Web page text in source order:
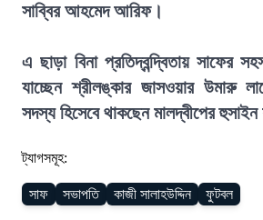
সাব্বির আহমেদ আরিফ।
এ ছাড়া বিনা প্রতিদ্বন্দ্বিতায় সাফের
যাচ্ছেন শ্রীলঙ্কার জাসওয়ার উমারু
সদস্য হিসেবে থাকছেন মালদ্বীপের
ট্যাগসমূহ:
সাফ সভাপতি কাজী সালাহউদ্দিন ফুটবল